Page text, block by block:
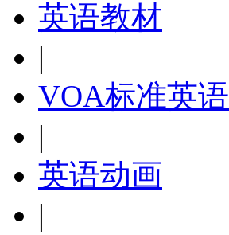
英语教材
|
VOA标准英语
|
英语动画
|